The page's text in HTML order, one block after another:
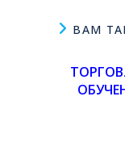
ВАМ